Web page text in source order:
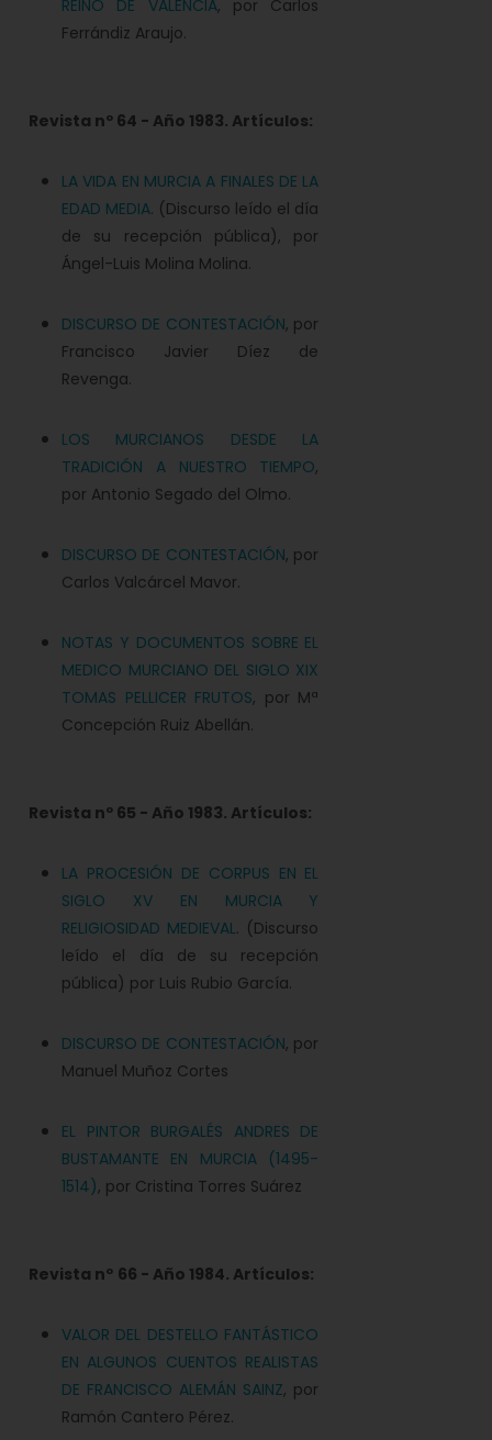
REINO DE VALENCIA, por Carlos
Ferrándiz Araujo.
Revista nº 64 - Año 1983. Artículos:
LA VIDA EN MURCIA A FINALES DE LA
EDAD MEDIA. (Discurso leído el día
de su recepción pública), por
Ángel-Luis Molina Molina.
DISCURSO DE CONTESTACIÓN, por
Francisco Javier Díez de
Revenga.
LOS MURCIANOS DESDE LA
TRADICIÓN A NUESTRO TIEMPO,
por Antonio Segado del Olmo.
DISCURSO DE CONTESTACIÓN, por
Carlos Valcárcel Mavor.
NOTAS Y DOCUMENTOS SOBRE EL
MEDICO MURCIANO DEL SIGLO XIX
TOMAS PELLICER FRUTOS, por Mª
Concepción Ruiz Abellán.
Revista nº 65 - Año 1983. Artículos:
LA PROCESIÓN DE CORPUS EN EL
SIGLO XV EN MURCIA Y
RELIGIOSIDAD MEDIEVAL. (Discurso
leído el día de su recepción
pública) por Luis Rubio García.
DISCURSO DE CONTESTACIÓN, por
Manuel Muñoz Cortes
EL PINTOR BURGALÉS ANDRES DE
BUSTAMANTE EN MURCIA (1495-
1514), por Cristina Torres Suárez
Revista nº 66 - Año 1984. Artículos:
VALOR DEL DESTELLO FANTÁSTICO
EN ALGUNOS CUENTOS REALISTAS
DE FRANCISCO ALEMÁN SAINZ, por
Ramón Cantero Pérez.